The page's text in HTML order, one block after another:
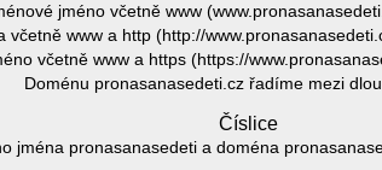
jméno včetně www
včetně www a http (http://
včetně www a https (https://
Doménu pronasanasedeti.cz řadíme mezi
Číslice
jména pronasanasedeti a doména